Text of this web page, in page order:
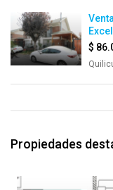
$
Propiedades